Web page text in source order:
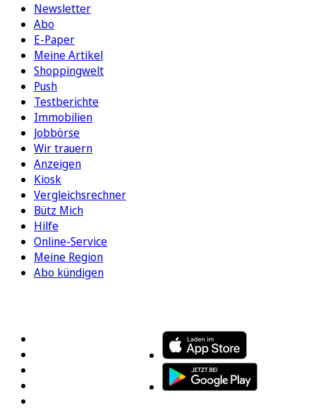
Newsletter
Abo
E-Paper
Meine Artikel
Shoppingwelt
Push
Testberichte
Immobilien
Jobbörse
Wir trauern
Anzeigen
Kiosk
Vergleichsrechner
Bütz Mich
Hilfe
Online-Service
Meine Region
Abo kündigen